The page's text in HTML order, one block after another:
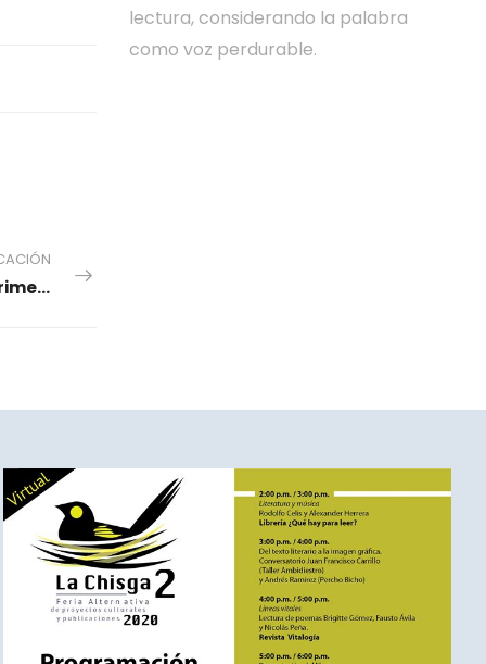
Homenaje a Roque Dalton - Programación Primera Parte
lectura, considerando la palabra
como voz perdurable.